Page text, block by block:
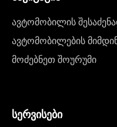
ავტომობილის
ავტომობილების
მოძებნეთ შოურუმი
სერვისები